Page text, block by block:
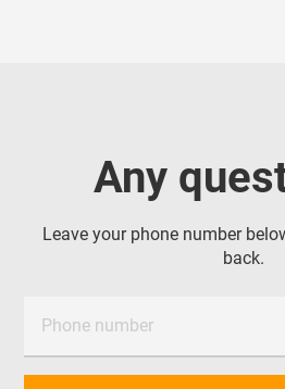
Any
Leave your phone number
back.
Phone number